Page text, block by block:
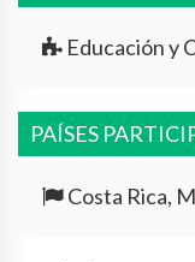
Educación y
PAÍSES
Costa Rica,